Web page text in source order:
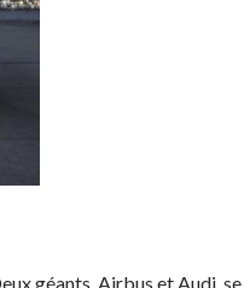
géants, Airbus et Audi, se